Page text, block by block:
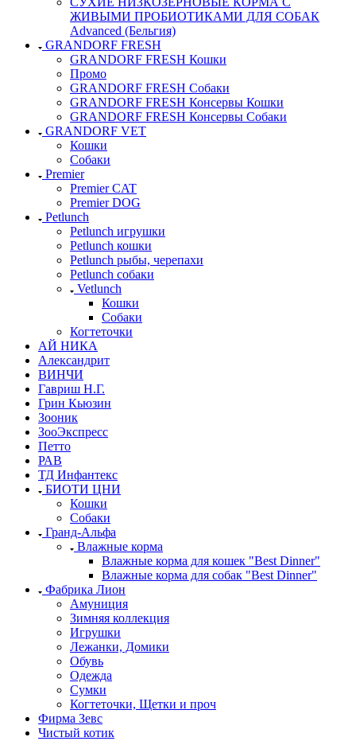
ЖИВЫМИ ПРОБИОТИКАМИ ДЛЯ СОБАК
Advanced (Бельгия)
GRANDORF FRESH
GRANDORF FRESH Кошки
Промо
GRANDORF FRESH Собаки
GRANDORF FRESH Консервы Кошки
GRANDORF FRESH Консервы Собаки
GRANDORF VET
Кошки
Собаки
Premier
Premier CAT
Premier DOG
Petlunch
Petlunch игрушки
Petlunch кошки
Petlunch рыбы, черепахи
Petlunch собаки
Vetlunch
Кошки
Собаки
Когтеточки
АЙ НИКА
Александрит
ВИНЧИ
Гавриш Н.Г.
Грин Кьюзин
Зооник
ЗооЭкспресс
Петто
РАВ
ТД Инфантекс
БИОТИ ЦНИ
Кошки
Собаки
Гранд-Альфа
Влажные корма
Влажные корма для кошек "Best Dinner"
Влажные корма для собак "Best Dinner"
Фабрика Лион
Амуниция
Зимняя коллекция
Игрушки
Лежанки, Домики
Обувь
Одежда
Сумки
Когтеточки, Щетки и проч
Фирма Зевс
Чистый котик